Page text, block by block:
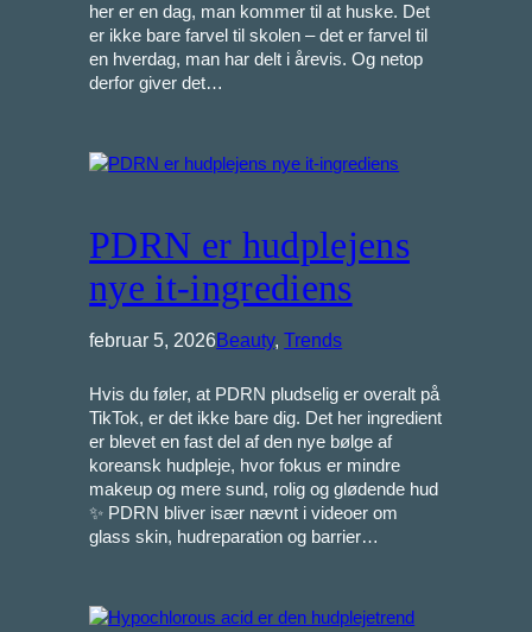
her er en dag, man kommer til at huske. Det
er ikke bare farvel til skolen – det er farvel til
en hverdag, man har delt i årevis. Og netop
derfor giver det…
PDRN er hudplejens
nye it-ingrediens
februar 5, 2026Beauty, Trends
Hvis du føler, at PDRN pludselig er overalt på
TikTok, er det ikke bare dig. Det her ingredient
er blevet en fast del af den nye bølge af
koreansk hudpleje, hvor fokus er mindre
makeup og mere sund, rolig og glødende hud
✨ PDRN bliver især nævnt i videoer om
glass skin, hudreparation og barrier…